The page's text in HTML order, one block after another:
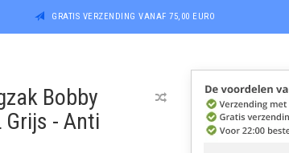
GRATIS VERZENDING VANAF 75,00 EURO
Bobby
Grijs - Anti